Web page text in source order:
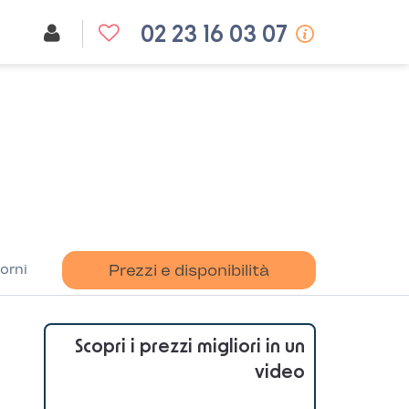
02 23 16 03 07
Prezzi e disponibilità
Scopri i prezzi migliori in un
video